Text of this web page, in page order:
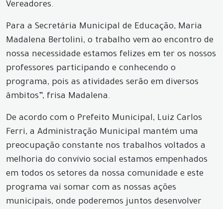
Vereadores.
Para a Secretária Municipal de Educação, Maria
Madalena Bertolini, o trabalho vem ao encontro de
nossa necessidade estamos felizes em ter os nossos
professores participando e conhecendo o
programa, pois as atividades serão em diversos
âmbitos”, frisa Madalena.
De acordo com o Prefeito Municipal, Luiz Carlos
Ferri, a Administração Municipal mantém uma
preocupação constante nos trabalhos voltados a
melhoria do convívio social estamos empenhados
em todos os setores da nossa comunidade e este
programa vai somar com as nossas ações
municipais, onde poderemos juntos desenvolver